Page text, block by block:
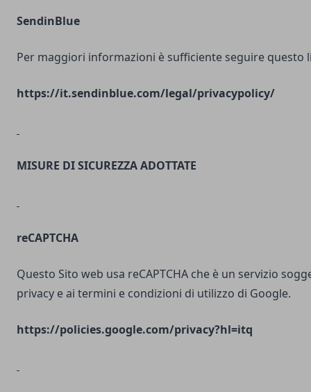
SendinBlue
Per maggiori informazioni è sufficiente seguire questo
https://it.sendinblue.com/legal/privacypolicy/
MISURE DI SICUREZZA ADOTTATE
reCAPTCHA
Questo Sito web usa reCAPTCHA che è un servizio
privacy e ai termini e condizioni di utilizzo di Google.
https://policies.google.com/privacy?hl=itq